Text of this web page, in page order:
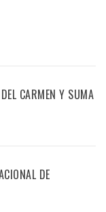
CARMEN Y SUMA
DE